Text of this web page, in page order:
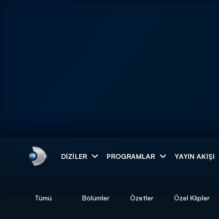
DIZILER PROGRAMLAR YAYIN AKIŞI
Tümü Bölümler Özetler Özel Klipler